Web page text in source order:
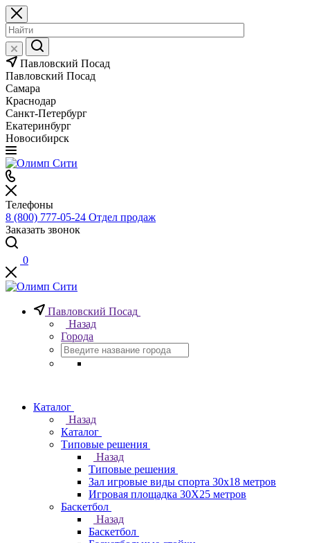
Павловский Посад
Павловский Посад
Самара
Краснодар
Санкт-Петербург
Екатеринбург
Новосибирск
Телефоны
8 (800) 777-05-24 Отдел продаж
Заказать звонок
0
Павловский Посад
Назад
Города
Каталог
Назад
Каталог
Типовые решения
Назад
Типовые решения
Зал игровые виды спорта 30x18 метров
Игровая площадка 30Х25 метров
Баскетбол
Назад
Баскетбол